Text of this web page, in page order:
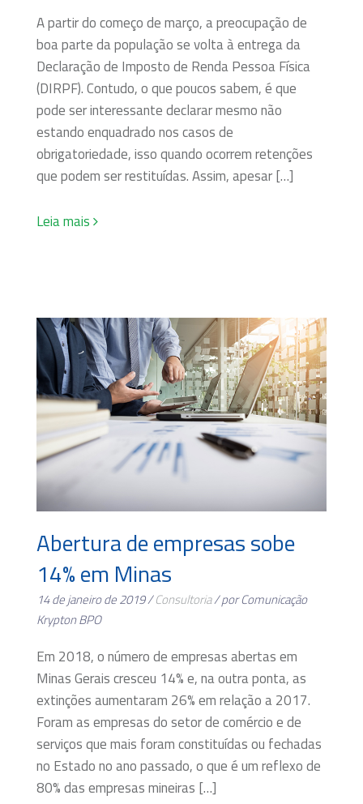
A partir do começo de março, a preocupação de
boa parte da população se volta à entrega da
Declaração de Imposto de Renda Pessoa Física
(DIRPF). Contudo, o que poucos sabem, é que
pode ser interessante declarar mesmo não
estando enquadrado nos casos de
obrigatoriedade, isso quando ocorrem retenções
que podem ser restituídas. Assim, apesar […]
Leia mais
Abertura de empresas sobe
14% em Minas
14 de janeiro de 2019 /Consultoria/ por Comunicação
Krypton BPO
Em 2018, o número de empresas abertas em
Minas Gerais cresceu 14% e, na outra ponta, as
extinções aumentaram 26% em relação a 2017.
Foram as empresas do setor de comércio e de
serviços que mais foram constituídas ou fechadas
no Estado no ano passado, o que é um reflexo de
80% das empresas mineiras […]